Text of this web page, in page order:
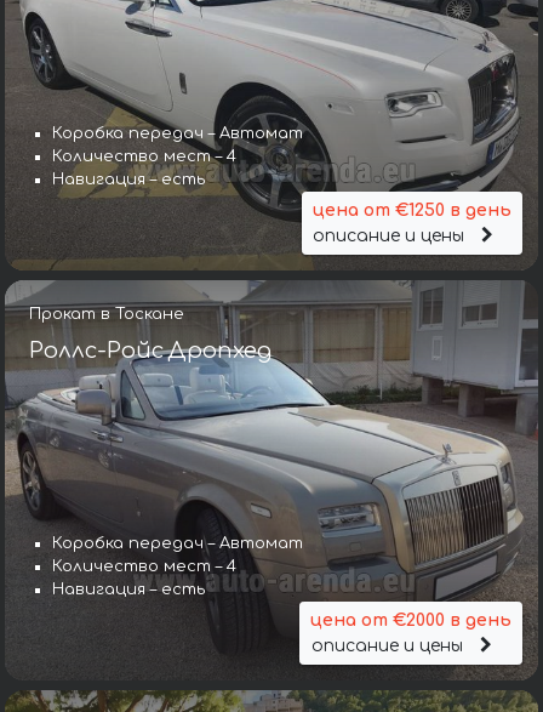
Коробка передач – Автомат
Количество мест – 4
Навигация – есть
цена от €1250 в день
описание и цены
Прокат в Тоскане
Роллс-Ройс Дропхед
Коробка передач – Автомат
Количество мест – 4
Навигация – есть
цена от €2000 в день
описание и цены